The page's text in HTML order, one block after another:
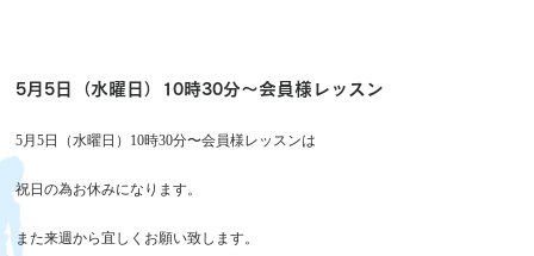
5月5日（水曜日）10時30分〜会員様レッスン
5月5日（水曜日）10時30分〜会員様レッスンは
祝日の為お休みになります。
また来週から宜しくお願い致します。